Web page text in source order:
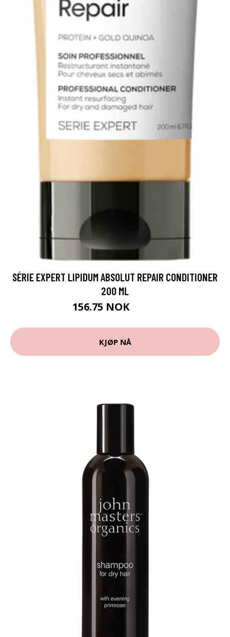
SÉRIE EXPERT LIPIDUM ABSOLUT REPAIR CONDITIONER
200 ML
156.75 NOK
KJØP NÅ